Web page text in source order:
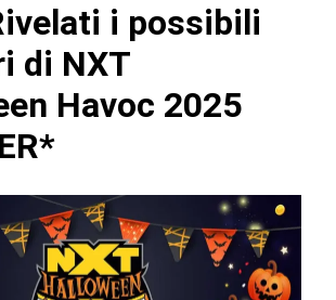
i possibili
di NXT
Havoc 2025